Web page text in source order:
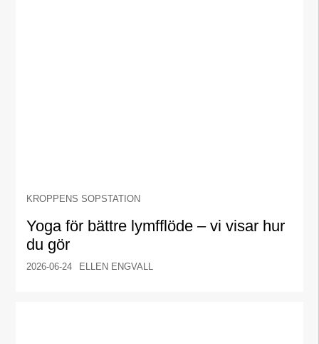
KROPPENS SOPSTATION
Yoga för bättre lymfflöde – vi visar hur
du gör
2026-06-24 ELLEN ENGVALL